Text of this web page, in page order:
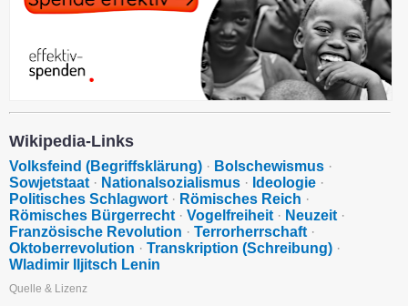
Wikipedia-Links
Volksfeind (Begriffsklärung) · Bolschewismus ·
Sowjetstaat · Nationalsozialismus · Ideologie ·
Politisches Schlagwort · Römisches Reich ·
Römisches Bürgerrecht · Vogelfreiheit · Neuzeit ·
Französische Revolution · Terrorherrschaft ·
Oktoberrevolution · Transkription (Schreibung) ·
Wladimir Iljitsch Lenin
Quelle & Lizenz